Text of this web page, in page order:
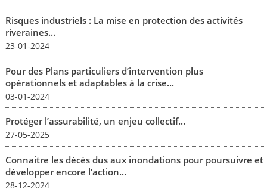
Risques industriels : La mise en protection des activités
riveraines...
23-01-2024
Pour des Plans particuliers d’intervention plus
opérationnels et adaptables à la crise...
03-01-2024
Protéger l’assurabilité, un enjeu collectif...
27-05-2025
Connaitre les décès dus aux inondations pour poursuivre et
développer encore l’action...
28-12-2024